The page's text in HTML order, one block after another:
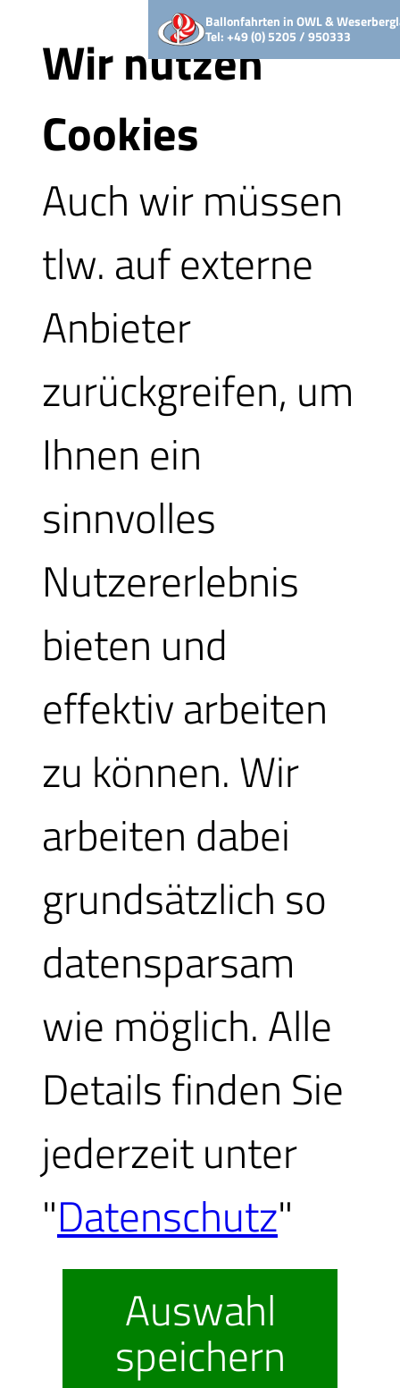
Termin oder
Grundsätzlich
jede Fahrtgruppe
Verantwortlichen mit
Login.
Möchten Sie selbst
mitfahren können
einen Termin wählen
und sich damit den
Login anlegen.
Sie wünschen
Datum
Aug
2026
Mi,
Ballonfahrten in OWL &
Tel: +49 (0) 5205 / 950333
Wir nutzen
Cookies
Auch wir müssen
tlw. auf externe
Anbieter
zurückgreifen, um
Ihnen ein
sinnvolles
Nutzererlebnis
bieten und
effektiv arbeiten
zu können. Wir
arbeiten dabei
grundsätzlich so
datensparsam
wie möglich. Alle
Details finden Sie
jederzeit unter
"Datenschutz"
Auswahl
speichern
x